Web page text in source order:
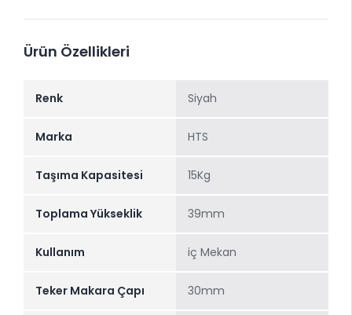
Ürün Özellikleri
Renk Siyah
Marka HTS
Taşıma Kapasitesi 15Kg
Toplama Yükseklik 39mm
Kullanım iç Mekan
Teker Makara Çapı 30mm